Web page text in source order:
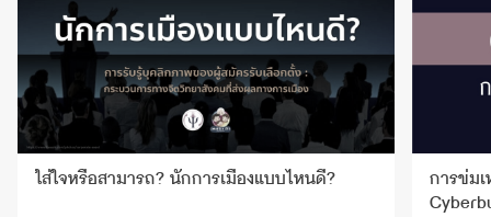
ใส่ใจหรือสามารถ? นักการเมืองแบบไหนดี?
การข่มเ